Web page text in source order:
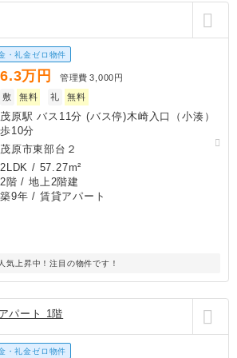
・礼金ゼロ物件
6.3万円 管理費 3,000円
敷
無料 礼 無料
茂原駅 バス11分 (バス停)木崎入口（小湊）
歩10分
茂原市東部台２
2LDK / 57.27m²
2階 / 地上2階建
築9年 / 賃貸アパート
人気上昇中！注目の物件です！
パート 1階
・礼金ゼロ物件